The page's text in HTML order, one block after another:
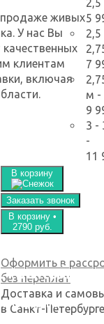
5
2,5
7
м -
9
3 -
-
11
В корзину
Заказать звонок
В корзину •
2790 руб.
Оформить в
без переплат
Доставка и
в Санкт-Петербурге
продаже живых
У нас Вы
клиентам
включая
подарим